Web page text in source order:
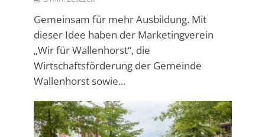
Gemeinsam für mehr Ausbildung. Mit
dieser Idee haben der Marketingverein
„Wir für Wallenhorst“, die
Wirtschaftsförderung der Gemeinde
Wallenhorst sowie...